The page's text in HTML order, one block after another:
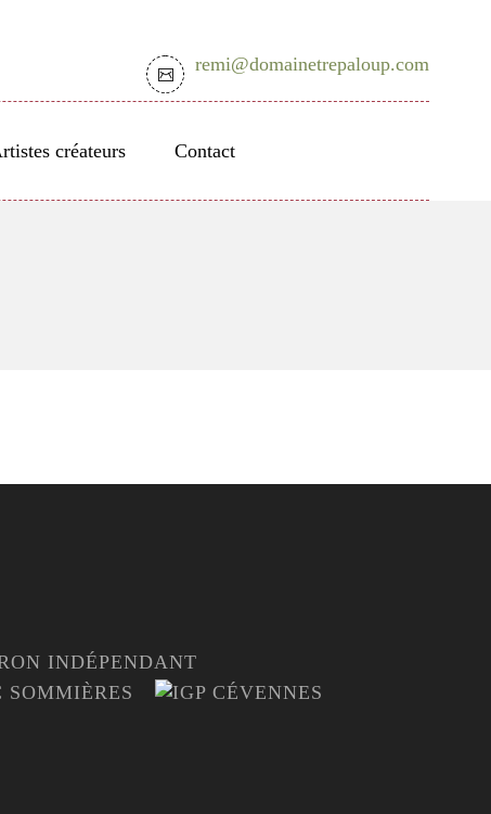
remi@domainetrepaloup.com
créateurs Contact